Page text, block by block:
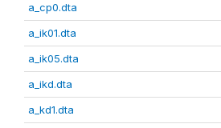
a_cp0.dta
a_ik01.dta
a_ik05.dta
a_ikd.dta
a_kd1.dta